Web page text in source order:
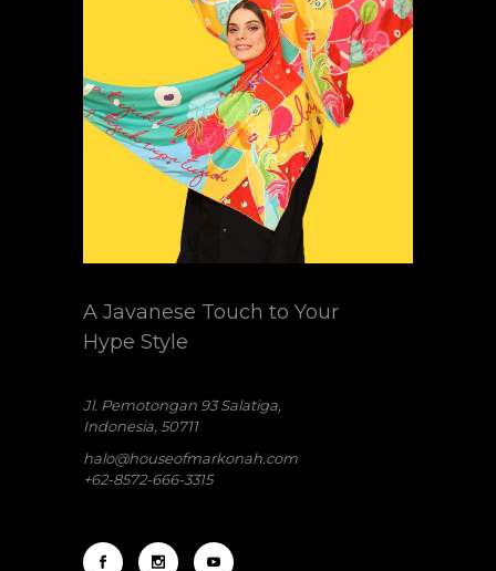
A Javanese Touch to Your
Hype Style
Jl. Pemotongan 93 Salatiga,
Indonesia, 50711
halo@houseofmarkonah.com
+62-8572-666-3315